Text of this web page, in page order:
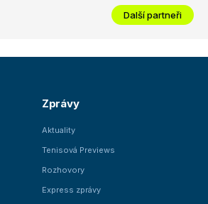
Další partneři
Zprávy
Aktuality
Tenisová Previews
Rozhovory
Express zprávy